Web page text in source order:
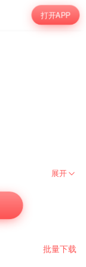
打开APP
展开
批量下载